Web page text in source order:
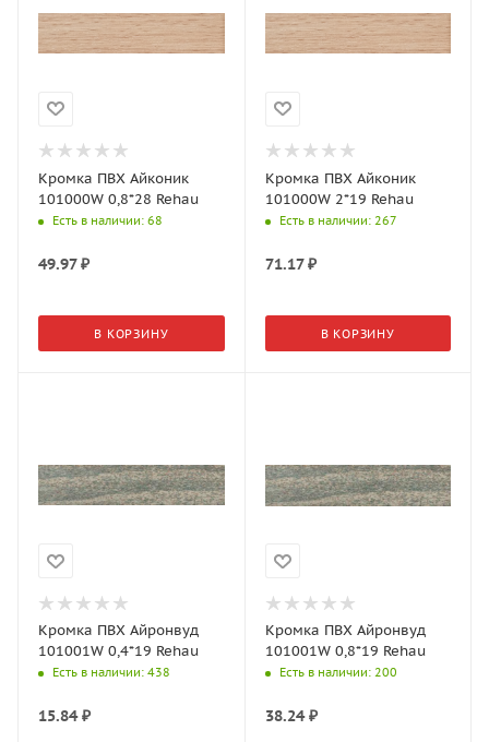
Кромка ПВХ Айконик
101000W 0,8*28 Rehau
Есть в наличии: 68
49.97₽
В КОРЗИНУ
Кромка ПВХ Айконик
101000W 2*19 Rehau
Есть в наличии: 267
71.17₽
В КОРЗИНУ
Кромка ПВХ Айронвуд
101001W 0,4*19 Rehau
Есть в наличии: 438
15.84₽
Кромка ПВХ Айронвуд
101001W 0,8*19 Rehau
Есть в наличии: 200
38.24₽